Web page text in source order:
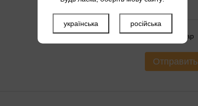
Оцените товар
Отправить
українська російська